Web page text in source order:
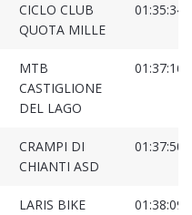
CICLO CLUB
QUOTA MILLE
MTB
CASTIGLIONE
DEL LAGO
CRAMPI DI
CHIANTI ASD
LARIS BIKE